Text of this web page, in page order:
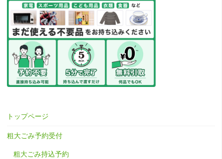
トップページ
粗大ごみ予約受付
粗大ごみ持込予約